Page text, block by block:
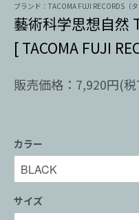
ブランド：TACOMA FUJI RECORDS（
藝術科学思想自然
[ TACOMA FUJI
販売価格：7,920円(
カラー
サイズ